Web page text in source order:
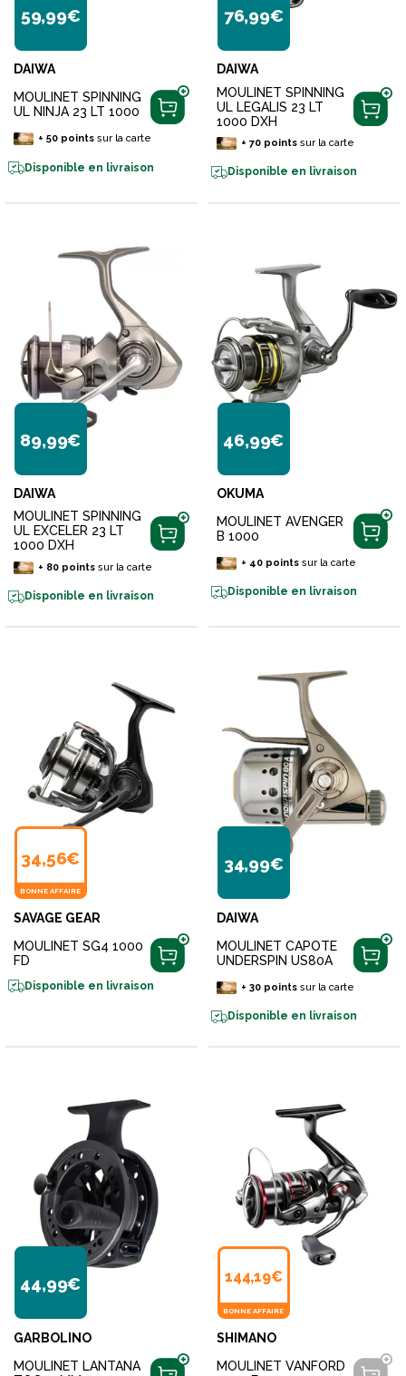
59,99€
DAIWA
MOULINET SPINNING
UL NINJA 23 LT 1000
+ 50pointssur la carte
Disponible en livraison
76,99€
DAIWA
MOULINET SPINNING
UL LEGALIS 23 LT
1000 DXH
+ 70pointssur la carte
Disponible en livraison
89,99€
DAIWA
MOULINET SPINNING
UL EXCELER 23 LT
1000 DXH
+ 80pointssur la carte
Disponible en livraison
46,99€
OKUMA
MOULINET AVENGER
B 1000
+ 40pointssur la carte
Disponible en livraison
34,56€
BONNE AFFAIRE
SAVAGE GEAR
MOULINET SG4 1000
FD
Disponible en livraison
34,99€
DAIWA
MOULINET CAPOTE
UNDERSPIN US80A
+ 30pointssur la carte
Disponible en livraison
44,99€
GARBOLINO
MOULINET LANTANA
144,19€
BONNE AFFAIRE
SHIMANO
MOULINET VANFORD